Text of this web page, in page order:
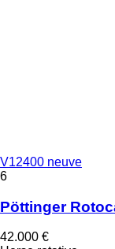
V12400 neuve
6
Pöttinger
42.000 €